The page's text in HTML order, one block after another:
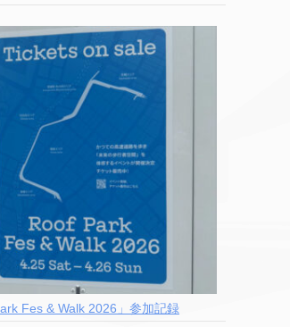
Fes & Walk 2026」参加記録